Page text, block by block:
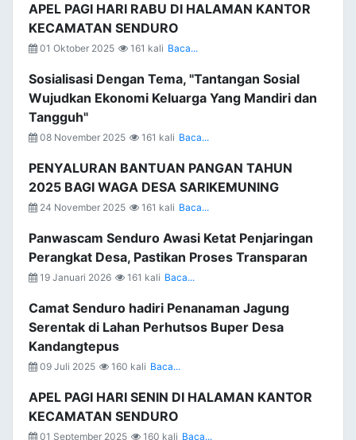
APEL PAGI HARI RABU DI HALAMAN KANTOR
KECAMATAN SENDURO
01 Oktober 2025 161 kali Baca...
Sosialisasi Dengan Tema, "Tantangan Sosial
Wujudkan Ekonomi Keluarga Yang Mandiri dan
Tangguh"
08 November 2025 161 kali Baca...
PENYALURAN BANTUAN PANGAN TAHUN
2025 BAGI WAGA DESA SARIKEMUNING
24 November 2025 161 kali Baca...
Panwascam Senduro Awasi Ketat Penjaringan
Perangkat Desa, Pastikan Proses Transparan
19 Januari 2026 161 kali Baca...
Camat Senduro hadiri Penanaman Jagung
Serentak di Lahan Perhutsos Buper Desa
Kandangtepus
09 Juli 2025 160 kali Baca...
APEL PAGI HARI SENIN DI HALAMAN KANTOR
KECAMATAN SENDURO
01 September 2025 160 kali Baca...